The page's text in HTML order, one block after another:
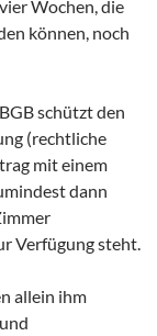
Wochen, die
können, noch
schützt den
(rechtliche
mit einem
dann
Verfügung steht.
allein ihm